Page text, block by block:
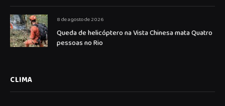
8 de agosto de 2026
Queda de helicóptero na Vista Chinesa mata Quatro
pessoas no Rio
CLIMA